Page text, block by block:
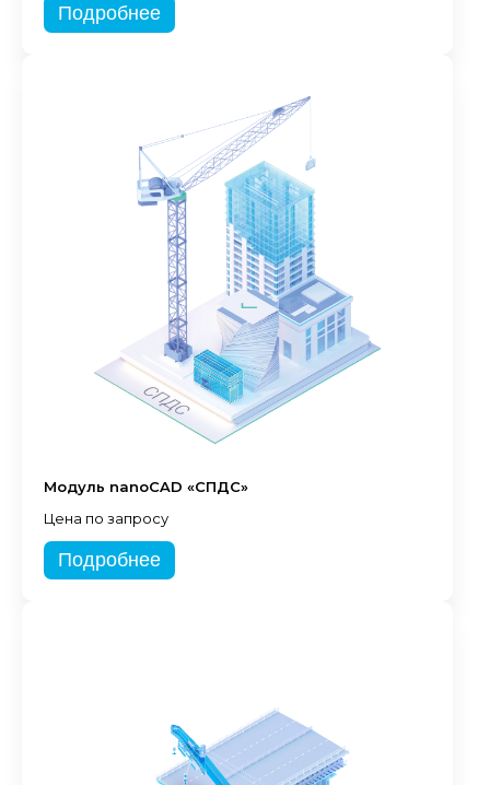
Подробнее
Модуль nanoCAD «СПДС»
Цена по запросу
Подробнее